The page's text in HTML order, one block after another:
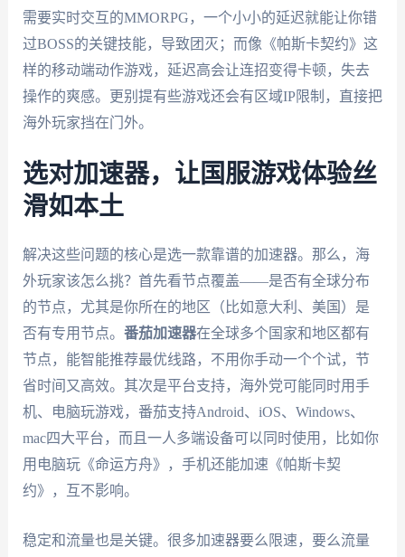
需要实时交互的MMORPG，一个小小的延迟就能让你错
过BOSS的关键技能，导致团灭；而像《帕斯卡契约》这
样的移动端动作游戏，延迟高会让连招变得卡顿，失去
操作的爽感。更别提有些游戏还会有区域IP限制，直接把
海外玩家挡在门外。
选对加速器，让国服游戏体验丝
滑如本土
解决这些问题的核心是选一款靠谱的加速器。那么，海
外玩家该怎么挑？首先看节点覆盖——是否有全球分布
的节点，尤其是你所在的地区（比如意大利、美国）是
否有专用节点。 番茄加速器在全球多个国家和地区都有
节点，能智能推荐最优线路，不用你手动一个个试，节
省时间又高效。其次是平台支持，海外党可能同时用手
机、电脑玩游戏，番茄支持Android、iOS、Windows、
mac四大平台，而且一人多端设备可以同时使用，比如你
用电脑玩《命运方舟》，手机还能加速《帕斯卡契
约》，互不影响。
稳定和流量也是关键。很多加速器要么限速，要么流量